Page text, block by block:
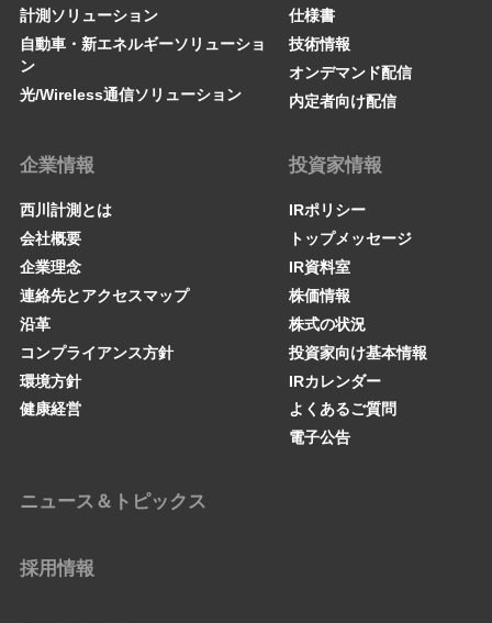
計測ソリューション
自動車・新エネルギーソリューショ
ン
光/Wireless通信ソリューション
仕様書
技術情報
オンデマンド配信
内定者向け配信
企業情報
西川計測とは
会社概要
企業理念
連絡先とアクセスマップ
沿革
コンプライアンス方針
環境方針
健康経営
投資家情報
IRポリシー
トップメッセージ
IR資料室
株価情報
株式の状況
投資家向け基本情報
IRカレンダー
よくあるご質問
電子公告
ニュース＆トピックス
採用情報